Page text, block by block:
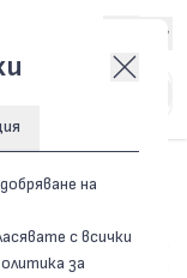
на
с всички
за